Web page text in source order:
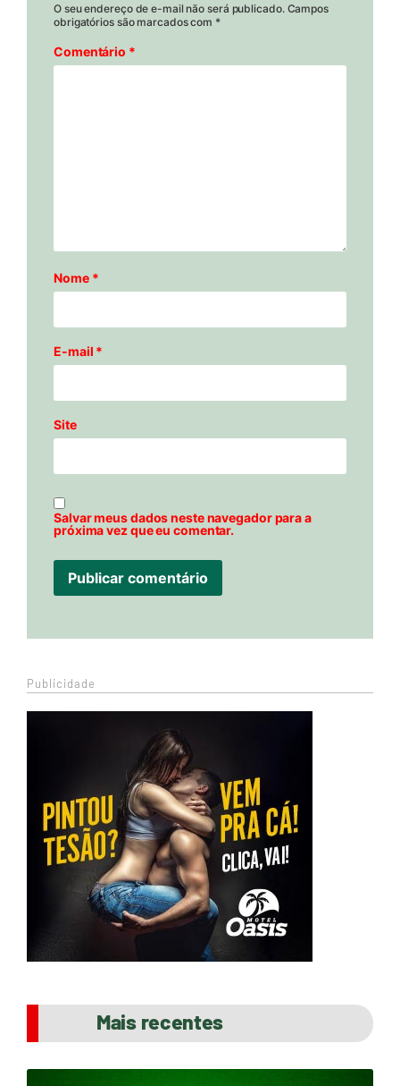
O seu endereço de e-mail não será publicado. Campos
obrigatórios são marcados com *
Comentário *
Nome *
E-mail *
Site
Salvar meus dados neste navegador para a
próxima vez que eu comentar.
Publicidade
Mais recentes